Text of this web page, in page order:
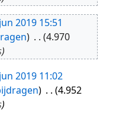
2019 15:51
4.970
2019 11:02
4.952